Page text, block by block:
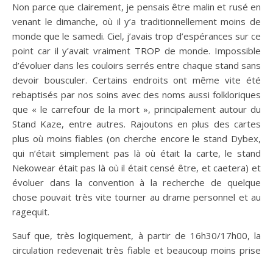
Non parce que clairement, je pensais être malin et rusé en
venant le dimanche, où il y’a traditionnellement moins de
monde que le samedi. Ciel, j’avais trop d’espérances sur ce
point car il y’avait vraiment TROP de monde. Impossible
d’évoluer dans les couloirs serrés entre chaque stand sans
devoir bousculer. Certains endroits ont même vite été
rebaptisés par nos soins avec des noms aussi folkloriques
que « le carrefour de la mort », principalement autour du
Stand Kaze, entre autres. Rajoutons en plus des cartes
plus où moins fiables (on cherche encore le stand Dybex,
qui n’était simplement pas là où était la carte, le stand
Nekowear était pas là où il était censé être, et caetera) et
évoluer dans la convention à la recherche de quelque
chose pouvait très vite tourner au drame personnel et au
ragequit.
Sauf que, très logiquement, à partir de 16h30/17h00, la
circulation redevenait très fiable et beaucoup moins prise